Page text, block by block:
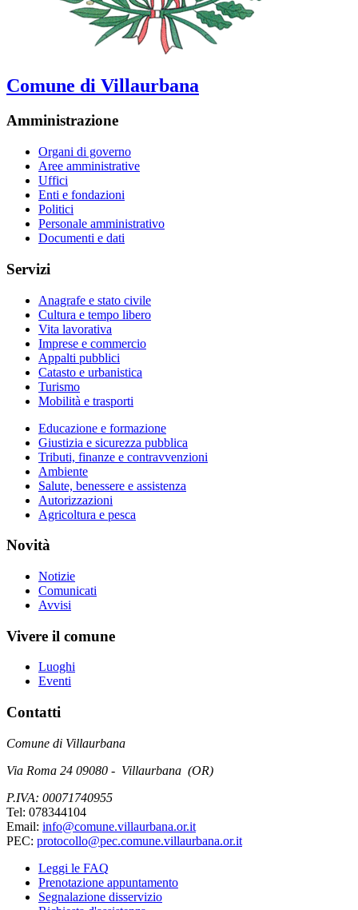
Comune di Villaurbana
Amministrazione
Organi di governo
Aree amministrative
Uffici
Enti e fondazioni
Politici
Personale amministrativo
Documenti e dati
Servizi
Anagrafe e stato civile
Cultura e tempo libero
Vita lavorativa
Imprese e commercio
Appalti pubblici
Catasto e urbanistica
Turismo
Mobilità e trasporti
Educazione e formazione
Giustizia e sicurezza pubblica
Tributi, finanze e contravvenzioni
Ambiente
Salute, benessere e assistenza
Autorizzazioni
Agricoltura e pesca
Novità
Notizie
Comunicati
Avvisi
Vivere il comune
Luoghi
Eventi
Contatti
Comune di Villaurbana
Via Roma 24 09080 - Villaurbana (OR)
P.IVA: 00071740955
Tel: 078344104
Email: info@comune.villaurbana.or.it
PEC: protocollo@pec.comune.villaurbana.or.it
Leggi le FAQ
Prenotazione appuntamento
Segnalazione disservizio